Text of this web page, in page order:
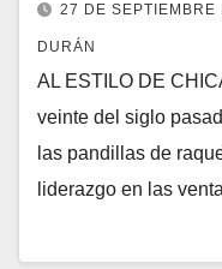
27 DE SEPTIEMBRE
DURÁN
AL ESTILO DE
veinte del siglo
las pandillas de
liderazgo en las